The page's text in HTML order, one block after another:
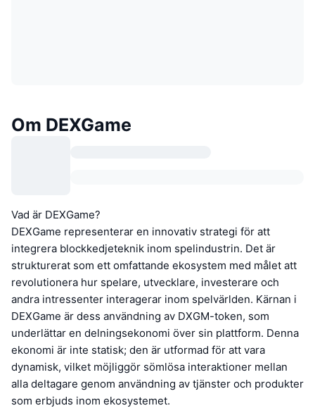
Om DEXGame
Vad är DEXGame?
DEXGame representerar en innovativ strategi för att
integrera blockkedjeteknik inom spelindustrin. Det är
strukturerat som ett omfattande ekosystem med målet att
revolutionera hur spelare, utvecklare, investerare och
andra intressenter interagerar inom spelvärlden. Kärnan i
DEXGame är dess användning av DXGM-token, som
underlättar en delningsekonomi över sin plattform. Denna
ekonomi är inte statisk; den är utformad för att vara
dynamisk, vilket möjliggör sömlösa interaktioner mellan
alla deltagare genom användning av tjänster och produkter
som erbjuds inom ekosystemet.